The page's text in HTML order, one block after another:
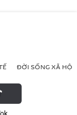
ĐỜI SỐNG XÃ HỘI